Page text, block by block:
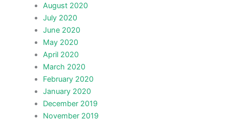
August 2020
July 2020
June 2020
May 2020
April 2020
March 2020
February 2020
January 2020
December 2019
November 2019